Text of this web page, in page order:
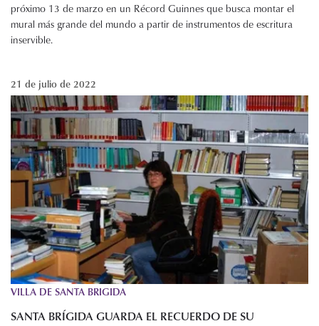
próximo 13 de marzo en un Récord Guinnes que busca montar el
mural más grande del mundo a partir de instrumentos de escritura
inservible.
21 de julio de 2022
VILLA DE SANTA BRIGIDA
SANTA BRÍGIDA GUARDA EL RECUERDO DE SU